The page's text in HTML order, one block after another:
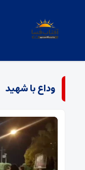
وداع با شهید